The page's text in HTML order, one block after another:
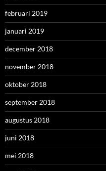
februari 2019
januari 2019
december 2018
november 2018
oktober 2018
september 2018
augustus 2018
juni 2018
mei 2018